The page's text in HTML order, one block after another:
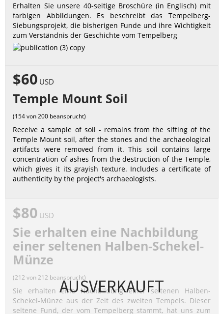
Erhalten Sie unsere 40-seitige Broschüre (in Englisch) mit
farbigen Abbildungen. Es beschreibt das Tempelberg-
Siebungsprojekt, die bisherigen Funde und ihre Wichtigkeit
zum Verständnis der Geschichte vom Tempelberg
$60 USD
Temple Mount Soil
(154 von 200 beansprucht)
Receive a sample of soil - remains from the sifting of the
Temple Mount soil, after the stones and the archaeological
artifacts were removed from it. This soil contains large
concentration of ashes from the destruction of the Temple,
which gives it its grayish texture. Includes a certificate of
authenticity by the project's archaeologists.
AUSVERKAUFT
$80 USD
Sie erhalten eine Nachbildung
einer seltenen Halben-Schekel-
Münze
(212 von 212 beansprucht)
Sie erhalten eine Nachbildung einer seltenen Halben-
Schekel-Münze aus der Zeit des zweiten Tempels. Dieser
seltene Fund, der vom Tempelberg stammt, hat uns zum